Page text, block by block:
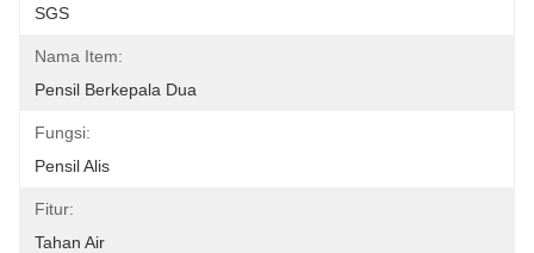
SGS
Nama Item:
Pensil Berkepala Dua
Fungsi:
Pensil Alis
Fitur:
Tahan Air